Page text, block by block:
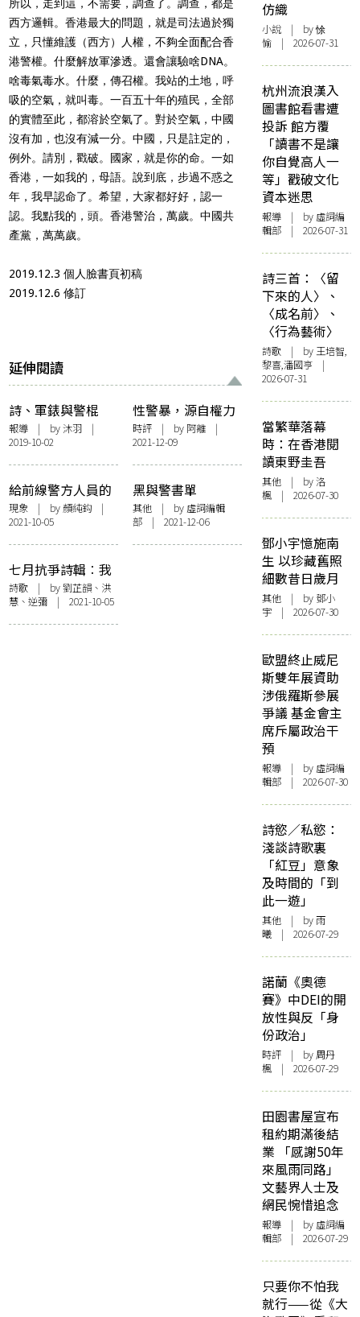
所以，走到這，不需要，調查了。調查，都是
西方邏輯。香港最大的問題，就是司法過於獨
立，只懂維護（西方）人權，不夠全面配合香
港警權。什麼解放軍滲透。還會讓驗啥DNA。
啥毒氣毒水。什麼，傳召權。我站的土地，呼
吸的空氣，就叫毒。一百五十年的殖民，全部
的實體至此，都溶於空氣了。對於空氣，中國
沒有加，也沒有減一分。中國，只是註定的，
例外。請別，戳破。國家，就是你的命。一如
香港，一如我的，母語。說到底，步過不惑之
年，我早認命了。希望，大家都好好，認一
認。我點我的，頭。香港警治，萬歲。中國共
產黨，萬萬歲。
2019.12.3 個人臉書頁初稿
2019.12.6 修訂
延伸閱讀
詩、軍錶與警棍
——淮遠在臺北詩
歌節
報導 | by沐羽 |
2019-10-02
性警暴，源自權力
的濫瀆
時評| by 阿離 |
2021-12-09
給前線警方人員的
公開信
現象 | by 顏純鈎 |
2021-10-05
黑與警書單
其他| by 虛詞編輯
部 | 2021-12-06
七月抗爭詩輯︰我
們仍然會激動
詩歌 | by 劉芷韻、洪
慧、逆彌 | 2021-10-05
仿織
小說 | by 悇
愉 | 2026-07-31
杭州流浪漢入
圖書館看書遭
投訴 館方覆
「讀書不是讓
你自覺高人一
等」戳破文化
資本迷思
報導 | by 虛詞編
輯部 | 2026-07-31
詩三首：〈留
下來的人〉、
〈成名前〉、
〈行為藝術〉
詩歌 | by 王培智,
黎喜,潘國亨 |
2026-07-31
當繁華落幕
時：在香港閱
讀東野圭吾
其他 | by洛
楓 | 2026-07-30
鄧小宇憶施南
生 以珍藏舊照
細數昔日歲月
其他 | by 鄧小
宇 | 2026-07-30
歐盟終止威尼
斯雙年展資助
涉俄羅斯參展
爭議 基金會主
席斥屬政治干
預
報導 | by 虛詞編
輯部 | 2026-07-30
詩慾／私慾：
淺談詩歌裏
「紅豆」意象
及時間的「到
此一遊」
其他 | by 雨
曦 | 2026-07-29
諾蘭《奧德
賽》中DEI的開
放性與反「身
份政治」
時評 | by周丹
楓 | 2026-07-29
田園書屋宣布
租約期滿後結
業 「感謝50年
來風雨同路」
文藝界人士及
網民惋惜追念
報導 | by 虛詞編
輯部 | 2026-07-29
只要你不怕我
就行——從《大